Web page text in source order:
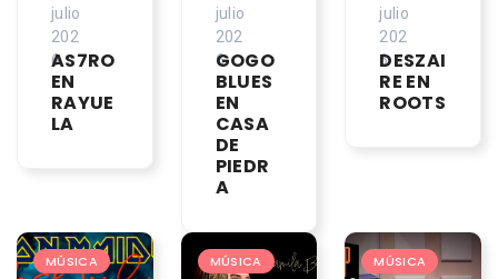
julio
202
6
AS7RO
EN
RAYUE
LA
julio
202
6
GOGO
BLUES
EN
CASA
DE
PIEDR
A
julio
202
6
DESZAI
RE EN
ROOTS
MÚSICA MÚSICA MÚSICA